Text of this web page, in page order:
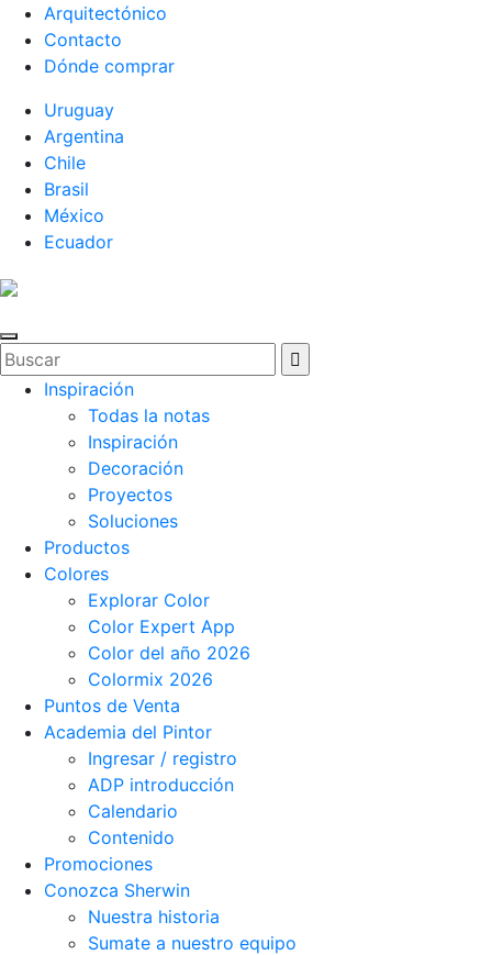
Arquitectónico
Contacto
Dónde comprar
Uruguay
Argentina
Chile
Brasil
México
Ecuador
Inspiración
Todas la notas
Inspiración
Decoración
Proyectos
Soluciones
Productos
Colores
Explorar Color
Color Expert App
Color del año 2026
Colormix 2026
Puntos de Venta
Academia del Pintor
Ingresar / registro
ADP introducción
Calendario
Contenido
Promociones
Conozca Sherwin
Nuestra historia
Sumate a nuestro equipo